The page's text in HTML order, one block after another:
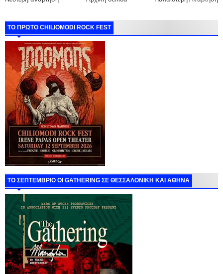
ΤΟ ΠΡΩΤΟ CHILIOMODI ROCK FEST
ΤΟ ΣΕΠΤΕΜΒΡΙΟ ΟΙ GATHERING ΣΕ ΘΕΣΣΑΛΟΝΙΚΗ ΚΑΙ ΑΘΗΝΑ